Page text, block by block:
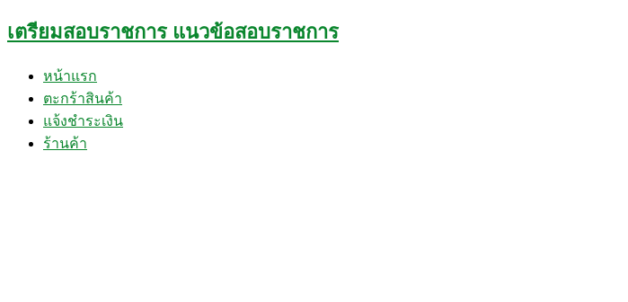
Skip
to
เตรียมสอบราชการ แนวข้อสอบราชการ
หน้าแรก
ตะกร้าสินค้า
แจ้งชำระเงิน
ร้านค้า